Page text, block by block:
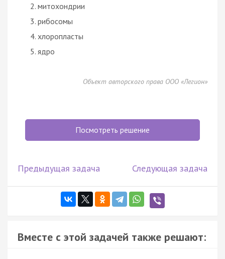
митохондрии
рибосомы
хлоропласты
ядро
Объект авторского права ООО «Легион»
Посмотреть решение
Предыдущая задача Следующая задача
Вместе с этой задачей также решают: